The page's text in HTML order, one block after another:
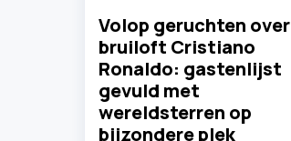
Volop geruchten over
bruiloft Cristiano
Ronaldo: gastenlijst
gevuld met
wereldsterren op
bijzondere plek